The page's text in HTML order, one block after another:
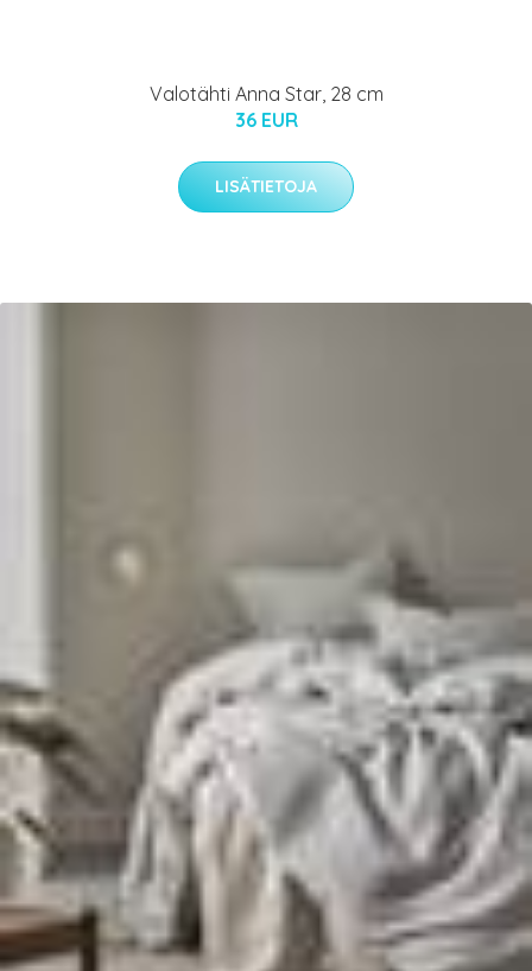
Valotähti Anna Star, 28 cm
36 EUR
LISÄTIETOJA